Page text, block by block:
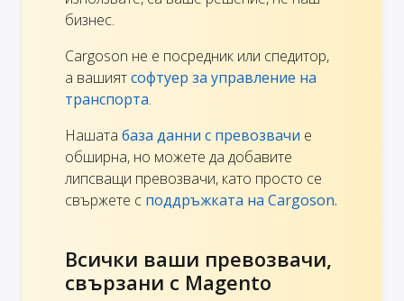
бизнес.
Cargoson не е посредник или спедитор,
а вашиятсофтуер за управление на
транспорта.
Нашата база данни с превозвачи е
обширна, но можете да добавите
липсващи превозвачи, като просто се
свържете с поддръжката на Cargoson.
Всички ваши превозвачи,
свързани с Magento